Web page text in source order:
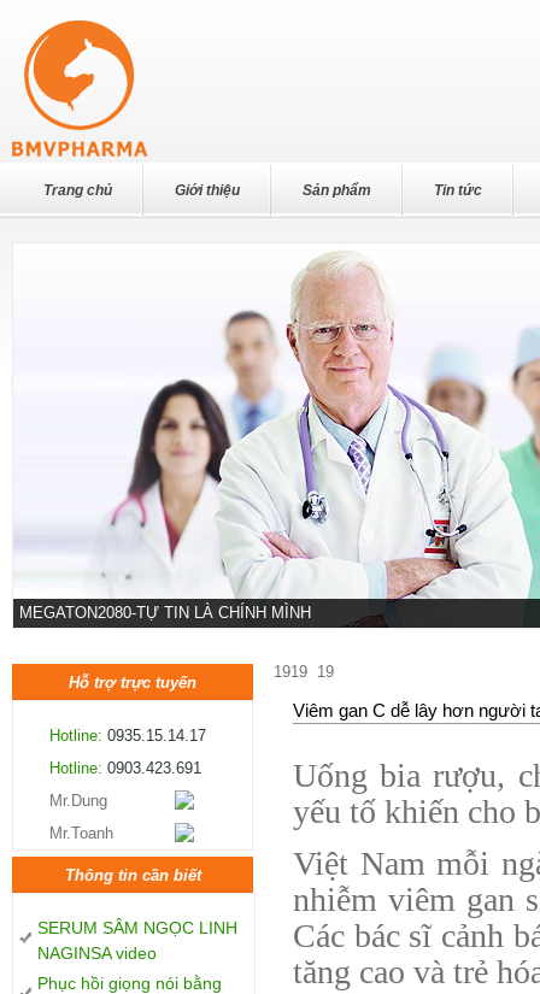
Trang chủ Giới thiệu Sản phẩm Tin tức
MEGATON2080-TỰ TIN LÀ CHÍNH MÌNH
1919
Hỗ trợ trực tuyến
Hotline: 0935.15.14.17
Hotline: 0903.423.691
Mr.Dung
Mr.Toanh
Thông tin cần biết
SERUM SÂM NGỌC LINH
NAGINSA video
Phục hồi giọng nói bằng
19
Viêm gan C dễ lây hơn người
Uống bia rượu,
yếu tố khiến cho
Việt Nam mỗi
nhiễm viêm gan
Các bác sĩ cảnh
tăng cao và trẻ